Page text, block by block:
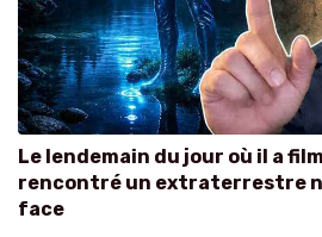
Le lendemain du jour où il a
rencontré un extraterrestre
face